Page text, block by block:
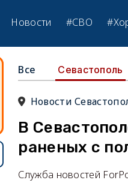
Новости #СВО
Все Севастополь
Новости
В
раненых с
Служба новостей